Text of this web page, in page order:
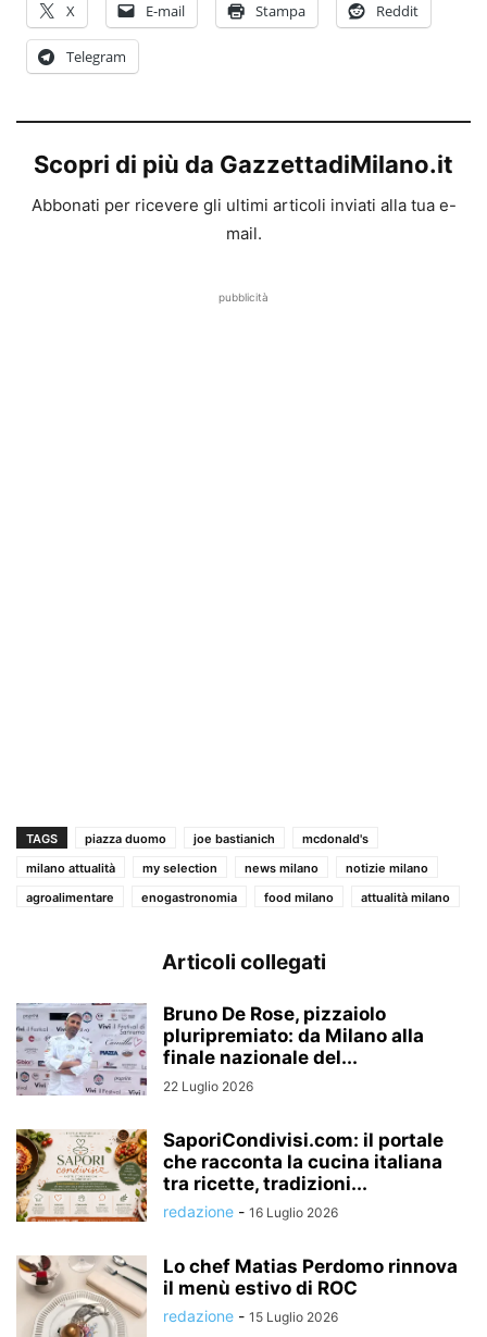
X E-mail Stampa Reddit
Telegram
Scopri di più da GazzettadiMilano.it
Abbonati per ricevere gli ultimi articoli inviati alla tua e-
mail.
pubblicità
TAGS piazza duomo joe bastianich
mcdonald's
milano attualità
my selection news milano
notizie milano
agroalimentare
enogastronomia food milano attualità milano
Articoli collegati
Bruno De Rose, pizzaiolo
pluripremiato: da Milano alla
finale nazionale del...
22 Luglio 2026
SaporiCondivisi.com: il portale
che racconta la cucina italiana
tra ricette, tradizioni...
redazione - 16 Luglio 2026
Lo chef Matias Perdomo rinnova
il menù estivo di ROC
redazione - 15 Luglio 2026